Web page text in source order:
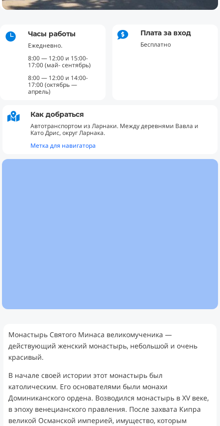
 Часы работы
Ежедневно.
8:00 — 12:00 и 15:00-
17:00 (май- сентябрь)
8:00 — 12:00 и 14:00-
17:00 (октябрь —
апрель)
 Плата за вход
Бесплатно
 Как добраться
Автотранспортом из Ларнаки. Между деревнями Вавла и
Като Дрис, округ Ларнака.
Метка для навигатора
Монастырь Святого Минаса великомученика —
действующий женский монастырь, небольшой и очень
красивый.
В начале своей истории этот монастырь был
католическим. Его основателями были монахи
Доминиканского ордена. Возводился монастырь в XV веке,
в эпоху венецианского правления. После захвата Кипра
великой Османской империей, имущество, которым